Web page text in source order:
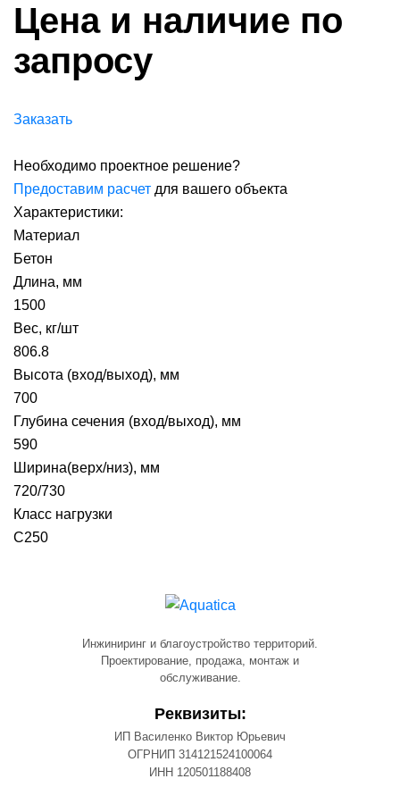
Цена и наличие по
запросу
Заказать
Необходимо проектное решение?
Предоставим расчет для вашего объекта
Характеристики:
Материал
Бетон
Длина, мм
1500
Вес, кг/шт
806.8
Высота (вход/выход), мм
700
Глубина сечения (вход/выход), мм
590
Ширина(верх/низ), мм
720/730
Класс нагрузки
С250
Инжиниринг и благоустройство территорий.
Проектирование, продажа, монтаж и
обслуживание.
Реквизиты:
ИП Василенко Виктор Юрьевич
ОГРНИП 314121524100064
ИНН 120501188408